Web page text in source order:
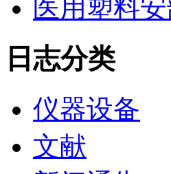
医用塑料
日志分类
仪器设备
文献